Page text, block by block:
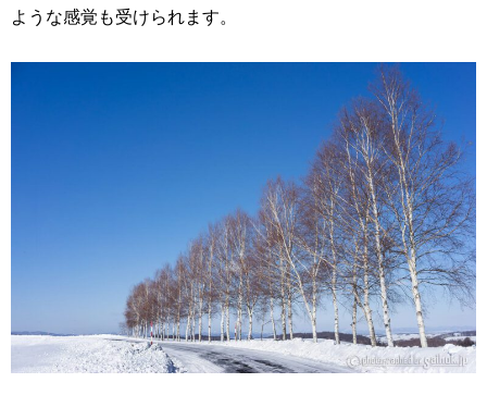
ような感覚も受けられます。